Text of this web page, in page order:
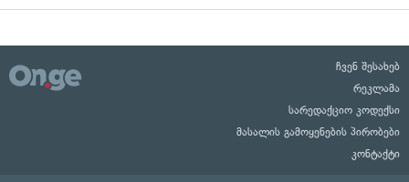
ჩვენ შესახებ
რეკლამა
სარედაქციო კოდექსი
მასალის გამოყენების პირობები
კონტაქტი